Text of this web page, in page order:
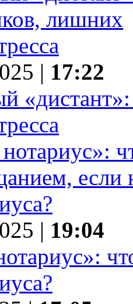
| 17:22
| 19:04